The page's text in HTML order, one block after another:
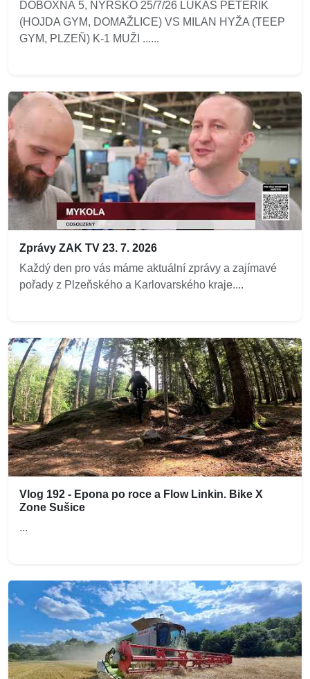
DOBOXNÁ 5, NÝRSKO 25/7/26 LUKÁŠ PETEŘÍK
(HOJDA GYM, DOMAŽLICE) VS MILAN HYŽA (TEEP
GYM, PLZEŇ) K-1 MUŽI ......
Zprávy ZAK TV 23. 7. 2026
Každý den pro vás máme aktuální zprávy a zajímavé
pořady z Plzeňského a Karlovarského kraje....
Vlog 192 - Epona po roce a Flow Linkin. Bike X
Zone Sušice
...